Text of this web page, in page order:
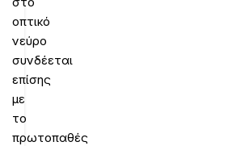
οπτικό
νεύρο
συνδέεται
επίσης
με
το
πρωτοπαθές